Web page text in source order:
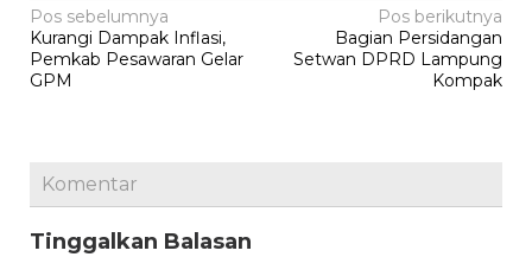
Navigasi
pos
Pos sebelumnya
Kurangi Dampak Inflasi,
Pemkab Pesawaran Gelar
GPM
Pos berikutnya
Bagian Persidangan
Setwan DPRD Lampung
Kompak
Komentar
Tinggalkan Balasan